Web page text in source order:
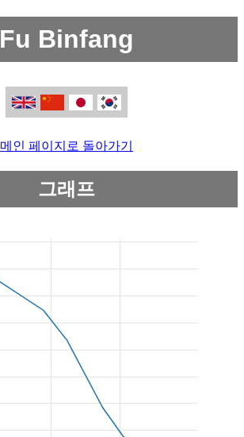
Fu Binfang
메인 페이지로 돌아가기
그래프